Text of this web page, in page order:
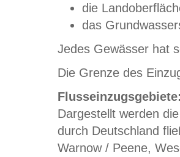
die
das
Jedes Gewässer hat
Die Grenze des
Dargestellt werden
durch Deutschland
Warnow / Peene,